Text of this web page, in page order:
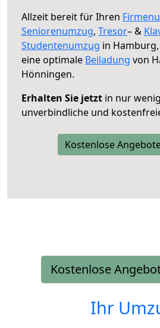
Allzeit bereit für Ihren
Seniorenumzug, Tresor– &
Studentenumzug in Hamburg,
eine optimale Beiladung von
Hönningen.
Erhalten Sie jetzt in nur
unverbindliche und
Kostenlose
Kostenlose
Ihr